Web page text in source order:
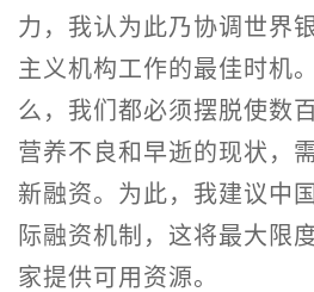
力，我认为此乃协调世界
主义机构工作的最佳时机
么，我们都必须摆脱使数
营养不良和早逝的现状，
新融资。为此，我建议中
际融资机制，这将最大限
家提供可用资源。